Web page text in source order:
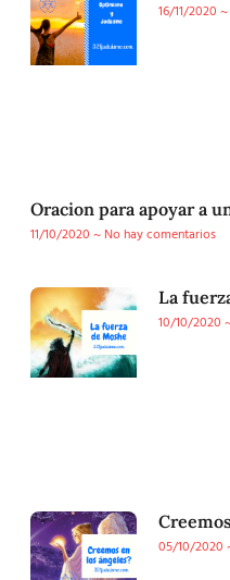
16/11/2020
Oracion para apoyar a
11/10/2020
No hay comentarios
La
10/10/2020
05/10/2020